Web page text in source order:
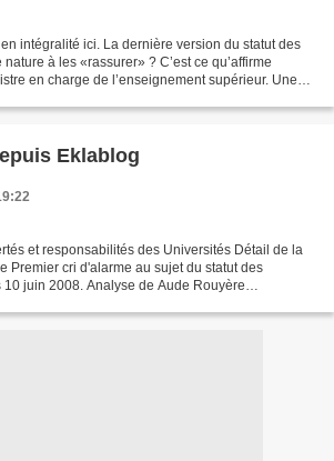
intégralité ici. La dernière version du statut des
à les «rassurer» ? C’est ce qu’affirme
en charge de l’enseignement supérieur. Une
Article publié depuis Eklablog
et responsabilités des Universités Détail de la
Premier cri d'alarme au sujet du statut des
juin 2008. Analyse de Aude Rouyère